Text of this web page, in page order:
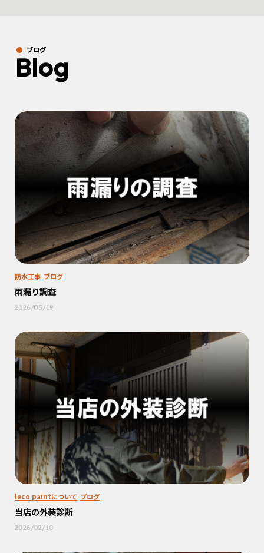
ブログ
Blog
防水工事 ブログ
雨漏り調査
2026/05/19
leco paintについて ブログ
当店の外装診断
2026/02/10